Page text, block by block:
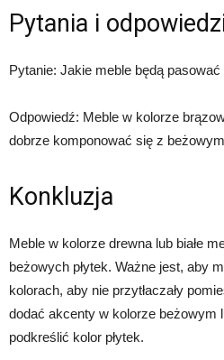
Pytania i
Pytanie: Jakie meble będą
Odpowiedź: Meble w kolorze
dobrze komponować się z
Konkluzja
Meble w kolorze drewna lub białe
beżowych płytek. Ważne jest, aby
kolorach, aby nie przytłaczały
dodać akcenty w kolorze beżowym
podkreślić kolor płytek.